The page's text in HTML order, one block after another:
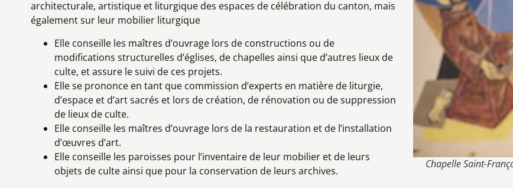
architecturale, artistique et liturgique des espaces de célébration du canton, mais
également sur leur mobilier liturgique
Elle conseille les maîtres d’ouvrage lors de constructions ou de
modifications structurelles d’églises, de chapelles ainsi que d’autres lieux de
culte, et assure le suivi de ces projets.
Elle se prononce en tant que commission d’experts en matière de liturgie,
d’espace et d’art sacrés et lors de création, de rénovation ou de suppression
de lieux de culte.
Elle conseille les maîtres d’ouvrage lors de la restauration et de l’installation
d’œuvres d’art.
Elle conseille les paroisses pour l’inventaire de leur mobilier et de leurs
objets de culte ainsi que pour la conservation de leurs archives.
Chapelle Saint-